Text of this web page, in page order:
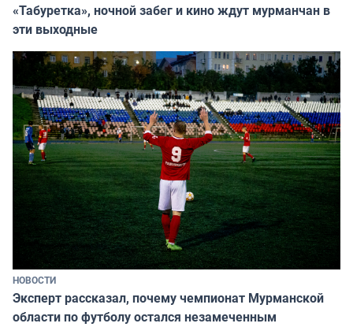
«Табуретка», ночной забег и кино ждут мурманчан в
эти выходные
НОВОСТИ
Эксперт рассказал, почему чемпионат Мурманской
области по футболу остался незамеченным